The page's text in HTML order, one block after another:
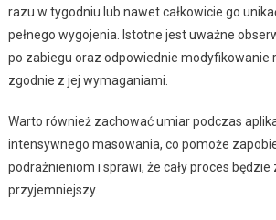
razu w tygodniu lub nawet całkowicie go
pełnego wygojenia. Istotne jest uważne
po zabiegu oraz odpowiednie modyfikowanie
zgodnie z jej wymaganiami.
Warto również zachować umiar podczas
intensywnego masowania, co pomoże
podrażnieniom i sprawi, że cały proces będzie
przyjemniejszy.